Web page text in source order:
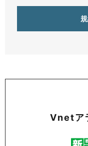
Vnetア